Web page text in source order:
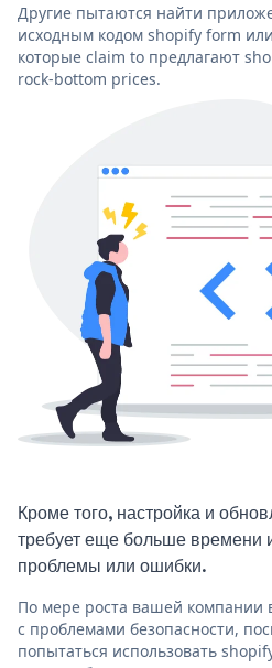
Другие пытаются найти
исходным кодом shopify form
которые claim to предлагают
rock-bottom prices.
Кроме того, настройка и
требует еще больше времени
проблемы или ошибки.
По мере роста вашей компании
с проблемами безопасности,
попытаться использовать